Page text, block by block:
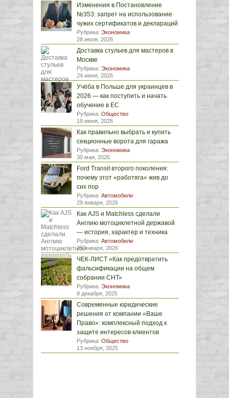
Изменения в Постановление
№353: запрет на использование
чужих сертификатов и деклараций
Рубрика: Экономика
28 июля, 2026
Доставка стульев для мастеров в
Москве
Рубрика: Экономика
24 июня, 2026
Учёба в Польше для украинцев в
2026 — как поступить и начать
обучение в ЕС
Рубрика: Общество
19 июня, 2026
Как правильно выбрать и купить
секционные ворота для гаража
Рубрика: Экономика
30 мая, 2026
Ford Transit второго поколения:
почему этот «работяга» жив до
сих пор
Рубрика: Автомобили
29 января, 2026
Как AJS и Matchless сделали
Англию мотоциклетной державой
— история, характер и техника
Рубрика: Автомобили
29 января, 2026
ЧЕК-ЛИСТ «Как предотвратить
фальсификации на общем
собрании СНТ»
Рубрика: Экономика
8 декабря, 2025
Современные юридические
решения от компании «Ваше
Право»: комплексный подход к
защите интересов клиентов
Рубрика: Общество
13 ноября, 2025